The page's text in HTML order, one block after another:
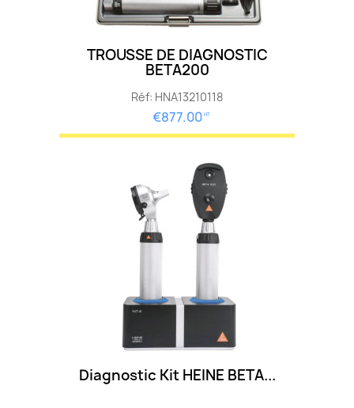
TROUSSE DE DIAGNOSTIC
BETA200
Réf: HNA13210118
€877.00 HT
Diagnostic Kit HEINE BETA...